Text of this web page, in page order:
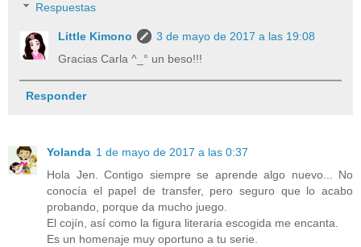
Respuestas
Little Kimono
3 de mayo de 2017 a las 19:08
Gracias Carla ^_° un beso!!!
Responder
Yolanda 1 de mayo de 2017 a las 0:37
Hola Jen. Contigo siempre se aprende algo nuevo... No
conocía el papel​ de transfer, pero seguro que lo acabo
probando, porque da mucho juego.
El cojín, así como la figura literaria escogida me encanta.
Es un homenaje muy oportuno a tu serie.